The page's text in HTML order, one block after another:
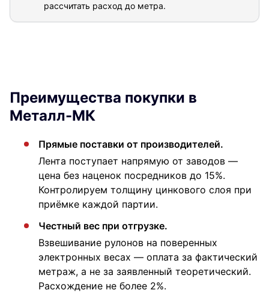
рассчитать расход до метра.
Преимущества покупки в
Металл-МК
Прямые поставки от производителей.
Лента поступает напрямую от заводов —
цена без наценок посредников до 15%.
Контролируем толщину цинкового слоя при
приёмке каждой партии.
Честный вес при отгрузке.
Взвешивание рулонов на поверенных
электронных весах — оплата за фактический
метраж, а не за заявленный теоретический.
Расхождение не более 2%.